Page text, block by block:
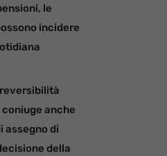
le
incidere
coniuge anche
assegno di
della